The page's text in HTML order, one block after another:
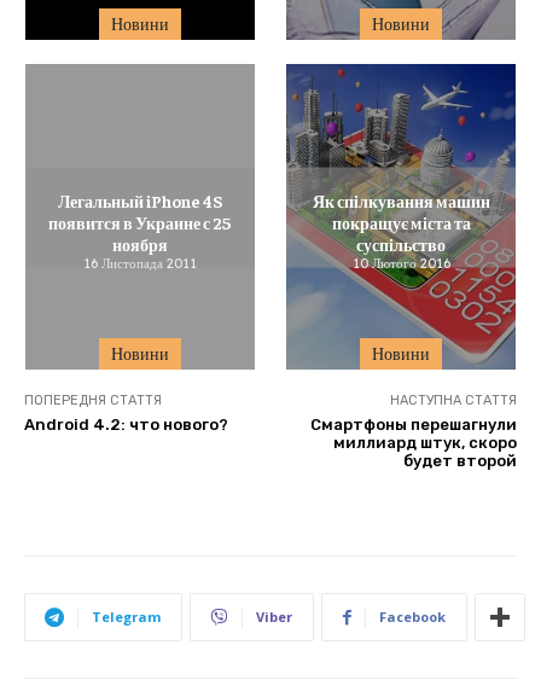
Новини Новини
Новини
Легальный iPhone 4S
появится в Украине с 25
ноября
16 Листопада 2011
Новини
Як спілкування машин
покращує міста та
суспільство
10 Лютого 2016
ПОПЕРЕДНЯ СТАТТЯ
Android 4.2: что нового?
НАСТУПНА СТАТТЯ
Смартфоны перешагнули
миллиард штук, скоро
будет второй
Telegram Viber Facebook